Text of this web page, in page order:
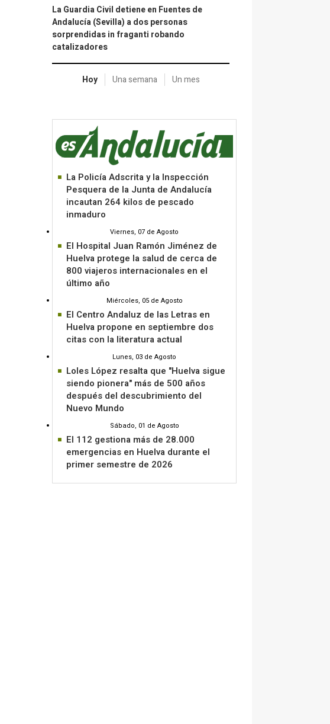
La Guardia Civil detiene en Fuentes de
Andalucía (Sevilla) a dos personas
sorprendidas in fraganti robando
catalizadores
Hoy Una semana Un mes
La Policía Adscrita y la Inspección
Pesquera de la Junta de Andalucía
incautan 264 kilos de pescado
inmaduro
Viernes, 07 de Agosto
El Hospital Juan Ramón Jiménez de
Huelva protege la salud de cerca de
800 viajeros internacionales en el
último año
Miércoles, 05 de Agosto
El Centro Andaluz de las Letras en
Huelva propone en septiembre dos
citas con la literatura actual
Lunes, 03 de Agosto
Loles López resalta que "Huelva sigue
siendo pionera" más de 500 años
después del descubrimiento del
Nuevo Mundo
Sábado, 01 de Agosto
El 112 gestiona más de 28.000
emergencias en Huelva durante el
primer semestre de 2026